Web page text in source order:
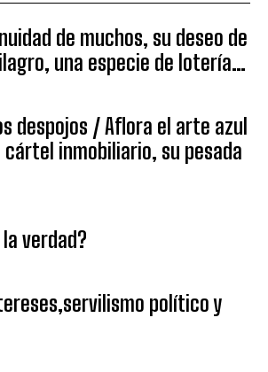
de muchos, su deseo de
una especie de lotería…
despojos / Aflora el arte azul
cártel inmobiliario, su pesada
verdad?
político y